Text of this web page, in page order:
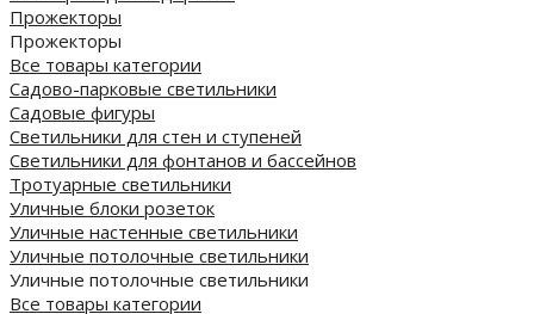
Прожекторы
Прожекторы
Все товары категории
Садово-парковые светильники
Садовые фигуры
Светильники для стен и ступеней
Светильники для фонтанов и бассейнов
Тротуарные светильники
Уличные блоки розеток
Уличные настенные светильники
Уличные потолочные светильники
Уличные потолочные светильники
Все товары категории